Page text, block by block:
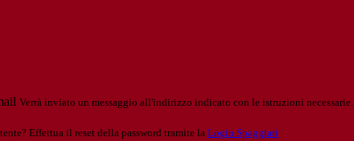
Verrà inviato un messaggio all'indirizzo indicato con le istruzioni necessarie.
Effettua il reset della password tramite la Login Spaggiari